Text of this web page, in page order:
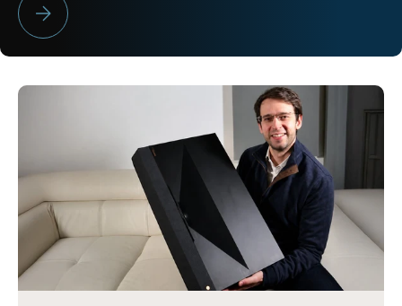
HEIMKINO BESTENLISTE 2026